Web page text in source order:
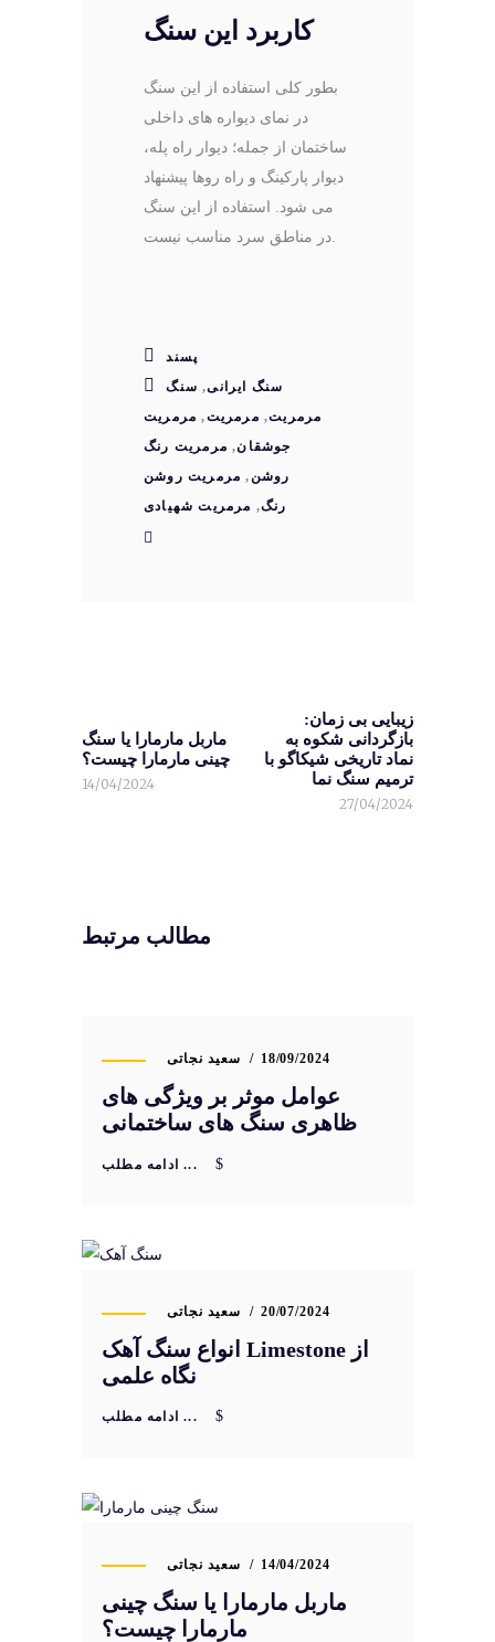
کاربرد این سنگ
بطور کلی استفاده از این سنگ
در نمای دیواره های داخلی
ساختمان از جمله؛ دیوار راه پله،
دیوار پارکینگ و راه روها پیشنهاد
می شود. استفاده از این سنگ
پسند
سنگ ایرانی, سنگ
مرمریت, مرمریت, مرمریت
جوشقان, مرمریت رنگ
روشن, مرمریت روشن
رنگ, مرمریت شهیادی
ماربل مارمارا یا سنگ
چینی مارمارا چیست؟
14/04/2024
زیبایی بی ‌زمان:
بازگردانی شکوه به
نماد تاریخی شیکاگو با
ترمیم سنگ نما
27/04/2024
مطالب مرتبط
سعید نجاتی 18/09/2024
عوامل موثر بر ویژگی های
ظاهری سنگ های ساختمانی
ادامه مطلب ...
سعید نجاتی 20/07/2024
انواع سنگ آهک Limestone از
نگاه علمی
ادامه مطلب ...
سعید نجاتی 14/04/2024
ماربل مارمارا یا سنگ چینی
مارمارا چیست؟